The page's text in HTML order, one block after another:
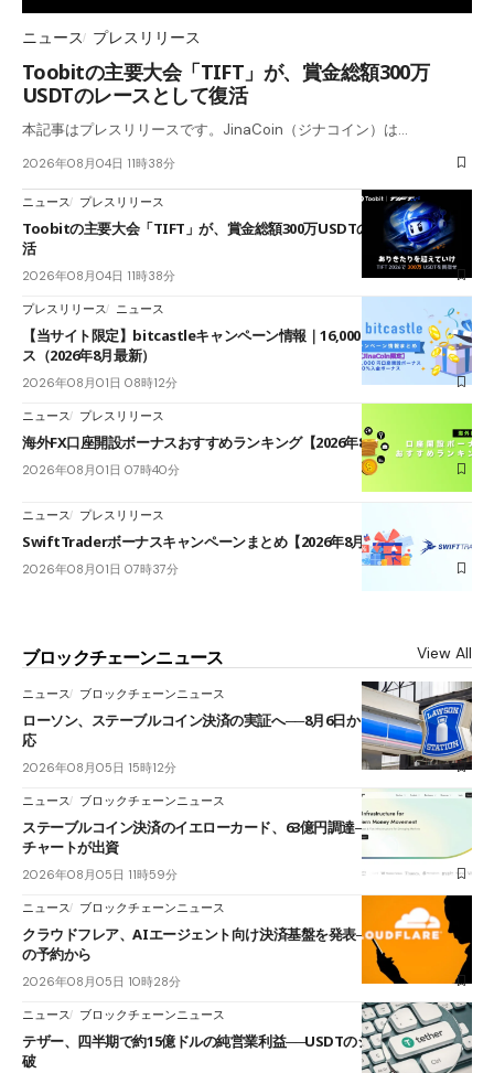
ニュース プレスリリース
Toobitの主要大会「TIFT」が、賞金総額300万
USDTのレースとして復活
本記事はプレスリリースです。JinaCoin（ジナコイン）は…
2026年08月04日 11時38分
ニュース プレスリリース
Toobitの主要大会「TIFT」が、賞金総額300万USDTのレースとして復
活
2026年08月04日 11時38分
プレスリリース ニュース
【当サイト限定】bitcastleキャンペーン情報｜16,000円口座開設ボーナ
ス（2026年8月最新）
2026年08月01日 08時12分
ニュース プレスリリース
海外FX口座開設ボーナスおすすめランキング【2026年8月最新】
2026年08月01日 07時40分
ニュース プレスリリース
SwiftTraderボーナスキャンペーンまとめ【2026年8月最新】
2026年08月01日 07時37分
ブロックチェーンニュース View All
ニュース ブロックチェーンニュース
ローソン、ステーブルコイン決済の実証へ──8月6日からJPYCやUSDC対
応
2026年08月05日 15時12分
ニュース ブロックチェーンニュース
ステーブルコイン決済のイエローカード、63億円調達──ソニーやスタン
チャートが出資
2026年08月05日 11時59分
ニュース ブロックチェーンニュース
クラウドフレア、AIエージェント向け決済基盤を発表──まずハンドル名
の予約から
2026年08月05日 10時28分
ニュース ブロックチェーンニュース
テザー、四半期で約15億ドルの純営業利益──USDTのシェアは60%を突
破